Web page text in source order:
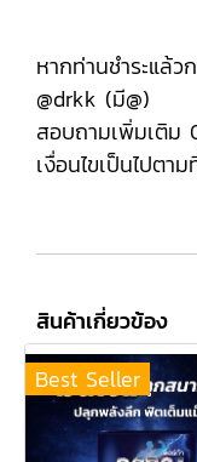
หากท่านชำระแล้ว
@drkk (มี@)
สอบถามเพิ่มเติม
เงื่อนไขเป็นไปตา
สินค้าเกี่ยวข้อง
Best Seller